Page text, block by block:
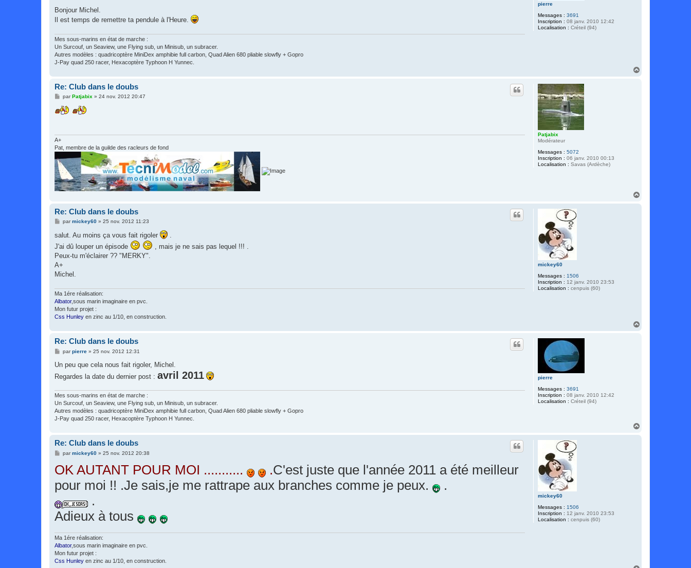
pierre
Messages : 3691
Inscription : 08 janv. 2010 12:42
Localisation : Créteil (94)
g
e
Bonjour Michel.
Il est temps de remettre ta pendule à l'Heure.
Mes sous-marins en état de marche :
Un Surcouf, un Seaview, une Flying sub, un Minisub, un subracer.
Autres modèles : quadricoptère MiniDex amphibie full carbon, Quad Alien 680 pliable slowfly + Gopro
J-Pay quad 250 racer, Hexacoptère Typhoon H Yunnec.
Patjabix
Modérateur
Messages : 5072
Inscription : 06 janv. 2010 00:13
Localisation : Savas (Ardèche)
Re: Club dans le doubs
M
s
s
parPatjabix» 24 nov. 2012 20:47
A+
Pat, membre de la guilde des racleurs de fond
mickey60
Messages : 1506
Inscription : 12 janv. 2010 23:53
Localisation : cenpuis (60)
Re: Club dans le doubs
M
s
a
e
parmickey60» 25 nov. 2012 11:23
salut. Au moins ça vous fait rigoler
.
J'ai dû louper un épisode
, mais je ne sais pas lequel !!! .
Peux-tu m'éclairer ?? "MERKY".
A+
Michel.
Ma 1ére réalisation:
Albator,sous marin imaginaire en pvc.
Mon futur projet :
Css Hunley en zinc au 1/10, en construction.
pierre
Messages : 3691
Inscription : 08 janv. 2010 12:42
Localisation : Créteil (94)
Re: Club dans le doubs
M
s
a
g
parpierre» 25 nov. 2012 12:31
Un peu que cela nous fait rigoler, Michel.
Regardes la date du dernier post : avril 2011
Mes sous-marins en état de marche :
Un Surcouf, un Seaview, une Flying sub, un Minisub, un subracer.
Autres modèles : quadricoptère MiniDex amphibie full carbon, Quad Alien 680 pliable slowfly + Gopro
J-Pay quad 250 racer, Hexacoptère Typhoon H Yunnec.
mickey60
Messages : 1506
Inscription : 12 janv. 2010 23:53
Localisation : cenpuis (60)
Re: Club dans le doubs
M
s
s
g
e
parmickey60» 25 nov. 2012 20:38
OK AUTANT POUR MOI ........... .C'est juste que l'année 2011 a été meilleur
pour moi !! .Je sais,je me rattrape aux branches comme je peux.
.
.
Adieux à tous
Ma 1ére réalisation:
Albator,sous marin imaginaire en pvc.
Mon futur projet :
Css Hunley en zinc au 1/10, en construction.